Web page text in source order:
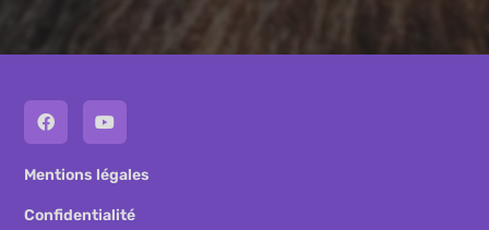
Mentions légales
Confidentialité